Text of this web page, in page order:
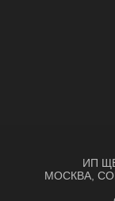
ИП
МОСКВА,